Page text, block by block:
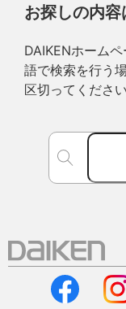
お探しの内容
DAIKENホーム
語で検索を行う
区切ってください